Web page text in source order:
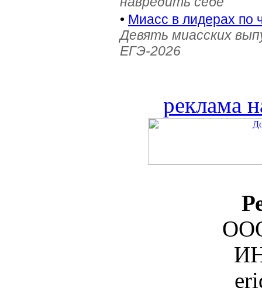
• Миасс в лидерах по
Девять миасских
ЕГЭ-2026
реклама